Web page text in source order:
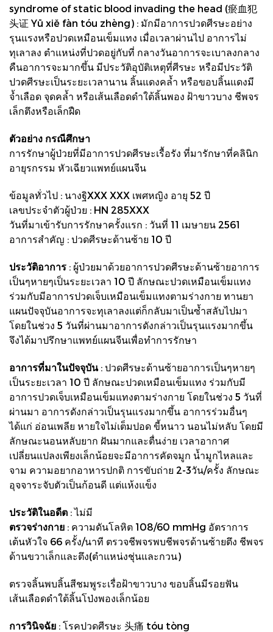
syndrome of static blood invading the head (瘀血犯
头证 Yū xiě fàn tóu zhèng) : มักมีอาการปวดศีรษะอย่าง
รุนแรงหรือปวดเหมือนเข็มแทง เมื่อเวลาผ่านไป อาการไม่
ทุเลาลง ตำแหน่งที่ปวดอยู่กับที่ กลางวันอาการจะเบาลงกลาง
คืนอาการจะมากขึ้น มีประวัติอุบัติเหตุที่ศีรษะ หรือมีประวัติ
ปวดศีรษะเป็นระยะเวลานาน ลิ้นแดงคล้ำ หรือขอบลิ้นแดงมี
จ้ำเลือด จุดคล้ำ หรือเส้นเลือดดำใต้ลิ้นพอง ฝ้าขาวบาง ชีพจร
เล็กตึงหรือเล็กฝืด
ตัวอย่าง กรณีศึกษา
การรักษาผู้ป่วยที่มีอาการปวดศีรษะเรื้อรัง ที่มารักษาที่คลินิก
อายุรกรรม หัวเฉียวแพทย์แผนจีน
ข้อมูลทั่วไป : นางฐิXXX XXX เพศหญิง อายุ 52 ปี
เลขประจำตัวผู้ป่วย : HN 285XXX
วันที่มาเข้ารับการรักษาครั้งแรก : วันที่ 11 เมษายน 2561
อาการสำคัญ : ปวดศีรษะด้านซ้าย 10 ปี
ประวัติอาการ : ผู้ป่วยมาด้วยอาการปวดศีรษะด้านซ้ายอาการ
เป็นๆหายๆเป็นระยะเวลา 10 ปี ลักษณะปวดเหมือนเข็มแทง
ร่วมกับมีอาการปวดเจ็บเหมือนเข็มแทงตามร่างกาย ทานยา
แผนปัจจุบันอาการจะทุเลาลงแต่ก็กลับมาเป็นซ้ำสลับไปมา
โดยในช่วง 5 วันที่ผ่านมาอาการดังกล่าวเป็นรุนแรงมากขึ้น
จึงได้มาปรึกษาแพทย์แผนจีนเพื่อทำการรักษา
อาการที่มาในปัจจุบัน: ปวดศีรษะด้านซ้ายอาการเป็นๆหายๆ
เป็นระยะเวลา 10 ปี ลักษณะปวดเหมือนเข็มแทง ร่วมกับมี
อาการปวดเจ็บเหมือนเข็มแทงตามร่างกาย โดยในช่วง 5 วันที่
ผ่านมา อาการดังกล่าวเป็นรุนแรงมากขึ้น อาการร่วมอื่นๆ
ได้แก่ อ่อนเพลีย หายใจไม่เต็มปอด ขี้หนาว นอนไม่หลับ โดยมี
ลักษณะนอนหลับยาก ฝันมากและตื่นง่าย เวลาอากาศ
เปลี่ยนแปลงเพียงเล็กน้อยจะมีอาการคัดจมูก นํ้ามูกไหลและ
จาม ความอยากอาหารปกติ การขับถ่าย 2-3วัน/ครั้ง ลักษณะ
อุจจาระจับตัวเป็นก้อนดี แต่แห้งแข็ง
ประวัติในอดีต : ไม่มี
ตรวจร่างกาย : ความดันโลหิต 108/60 mmHg อัตราการ
เต้นหัวใจ 66 ครั้ง/นาที ตรวจชีพจรพบชีพจรด้านซ้ายตึง ชีพจร
ด้านขวาเล็กและตึง(ตำแหน่งชุ่นและกวน)
ตรวจลิ้นพบลิ้นสีชมพูระเรื่อฝ้าขาวบาง ขอบลิ้นมีรอยฟัน
เส้นเลือดดำใต้ลิ้นโป่งพองเล็กน้อย
การวินิจฉัย : โรคปวดศีรษะ 头痛 tóu tòng